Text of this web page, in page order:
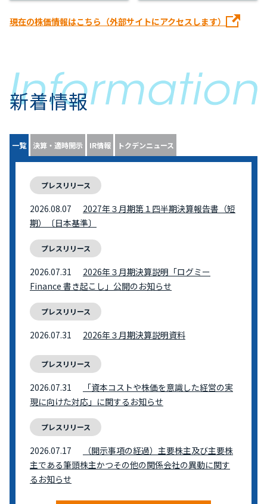
現在の株価情報はこちら（外部サイトにアクセスします）
新着情報
一覧 決算・適時開示 IR情報 トクデンニュース
プレスリリース
2026.08.07
2027年３月期第１四半期決算報告書（短
期）〔日本基準〕
プレスリリース
2026.07.31
2026年３月期決算説明「ログミー
Finance 書き起こし」公開のお知らせ
プレスリリース
2026.07.31 2026年３月期決算説明資料
プレスリリース
2026.07.31
「資本コストや株価を意識した経営の実
現に向けた対応」に関するお知らせ
プレスリリース
2026.07.17
（開示事項の経過）主要株主及び主要株
主である筆頭株主かつその他の関係会社の異動に関す
るお知らせ